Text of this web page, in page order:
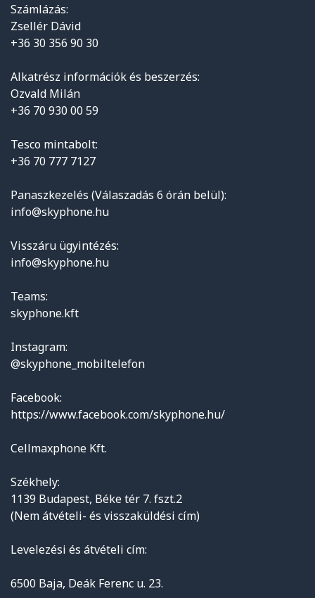
Számlázás:
Zsellér Dávid
+36 30 356 90 30
Alkatrész információk és beszerzés:
Ozvald Milán
+36 70 930 00 59
Tesco mintabolt:
+36 70 777 7127
Panaszkezelés (Válaszadás 6 órán belül):
info@skyphone.hu
Visszáru ügyintézés:
info@skyphone.hu
Teams:
skyphone.kft
Instagram:
@skyphone_mobiltelefon
Facebook:
https://www.facebook.com/skyphone.hu/
Cellmaxphone Kft.
Székhely:
1139 Budapest, Béke tér 7. fszt.2
(Nem átvételi- és visszaküldési cím)
Levelezési és átvételi cím:
6500 Baja, Deák Ferenc u. 23.